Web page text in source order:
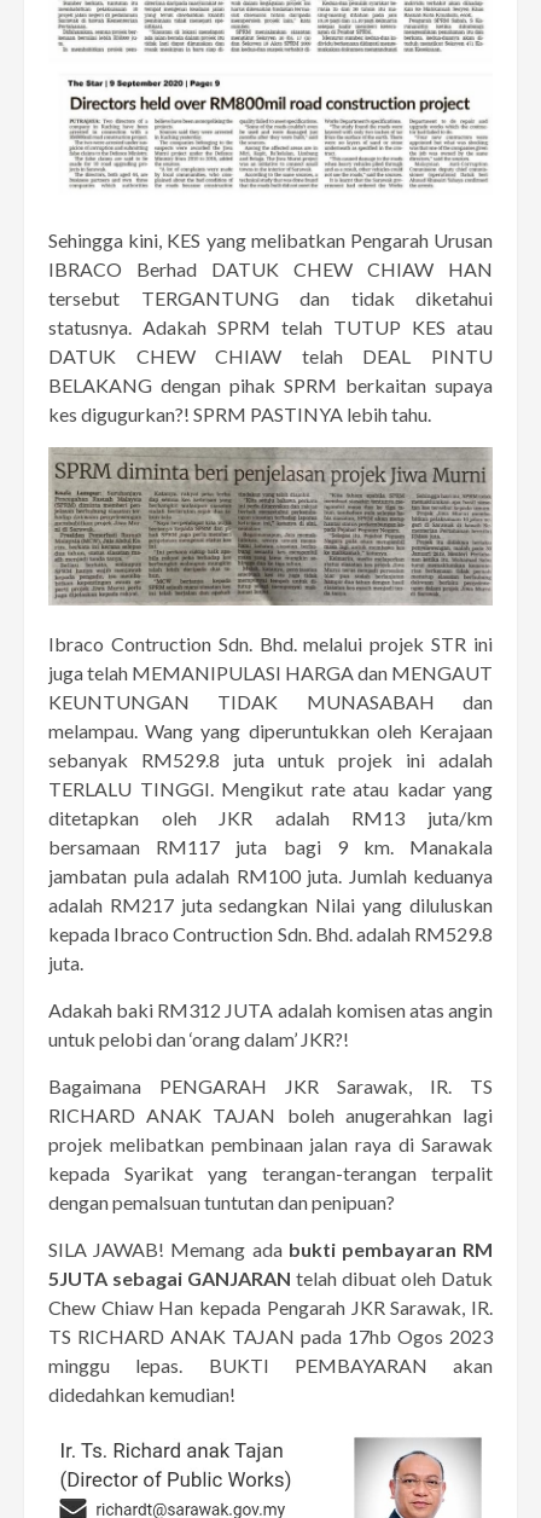
Sehingga kini, KES yang melibatkan Pengarah Urusan
IBRACO Berhad DATUK CHEW CHIAW HAN
tersebut TERGANTUNG dan tidak diketahui
statusnya. Adakah SPRM telah TUTUP KES atau
DATUK CHEW CHIAW telah DEAL PINTU
BELAKANG dengan pihak SPRM berkaitan supaya
kes digugurkan?! SPRM PASTINYA lebih tahu.
Ibraco Contruction Sdn. Bhd. melalui projek STR ini
juga telah MEMANIPULASI HARGA dan MENGAUT
KEUNTUNGAN TIDAK MUNASABAH dan
melampau. Wang yang diperuntukkan oleh Kerajaan
sebanyak RM529.8 juta untuk projek ini adalah
TERLALU TINGGI. Mengikut rate atau kadar yang
ditetapkan oleh JKR adalah RM13 juta/km
bersamaan RM117 juta bagi 9 km. Manakala
jambatan pula adalah RM100 juta. Jumlah keduanya
adalah RM217 juta sedangkan Nilai yang diluluskan
kepada Ibraco Contruction Sdn. Bhd. adalah RM529.8
juta.
Adakah baki RM312 JUTA adalah komisen atas angin
untuk pelobi dan ‘orang dalam’ JKR?!
Bagaimana PENGARAH JKR Sarawak, IR. TS
RICHARD ANAK TAJAN boleh anugerahkan lagi
projek melibatkan pembinaan jalan raya di Sarawak
kepada Syarikat yang terangan-terangan terpalit
dengan pemalsuan tuntutan dan penipuan?
SILA JAWAB! Memang ada bukti pembayaran RM
5JUTA sebagai GANJARAN telah dibuat oleh Datuk
Chew Chiaw Han kepada Pengarah JKR Sarawak, IR.
TS RICHARD ANAK TAJAN pada 17hb Ogos 2023
minggu lepas. BUKTI PEMBAYARAN akan
didedahkan kemudian!